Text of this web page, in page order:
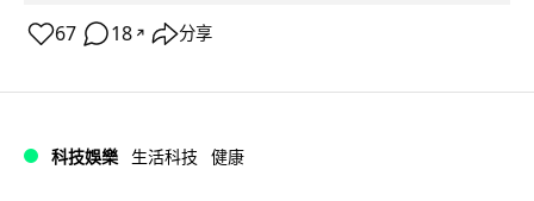
67 18 ↗ 分享
科技娛樂 生活科技 健康